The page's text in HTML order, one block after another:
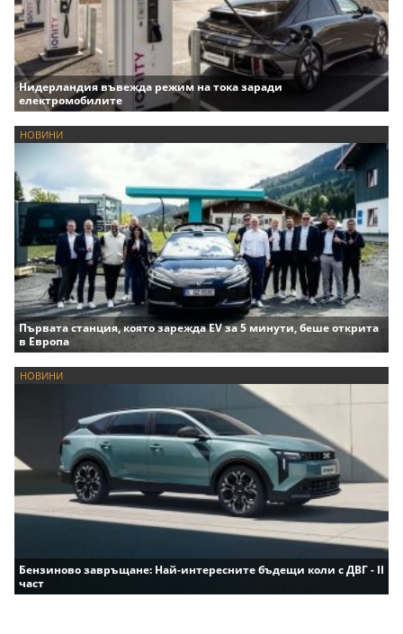
Нидерландия въвежда режим на тока заради
електромобилите
НОВИНИ
Първата станция, която зарежда EV за 5 минути, беше открита
в Европа
НОВИНИ
Бензиново завръщане: Най-интересните бъдещи коли с ДВГ - II
част